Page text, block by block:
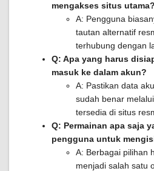
mengakses situs utama?
A: Pengguna
tautan alternatif
terhubung dengan
Q: Apa yang harus
masuk ke dalam akun?
A: Pastikan data
sudah benar
tersedia di situs
Q: Permainan apa saja
pengguna untuk
A: Berbagai pilihan
menjadi salah satu